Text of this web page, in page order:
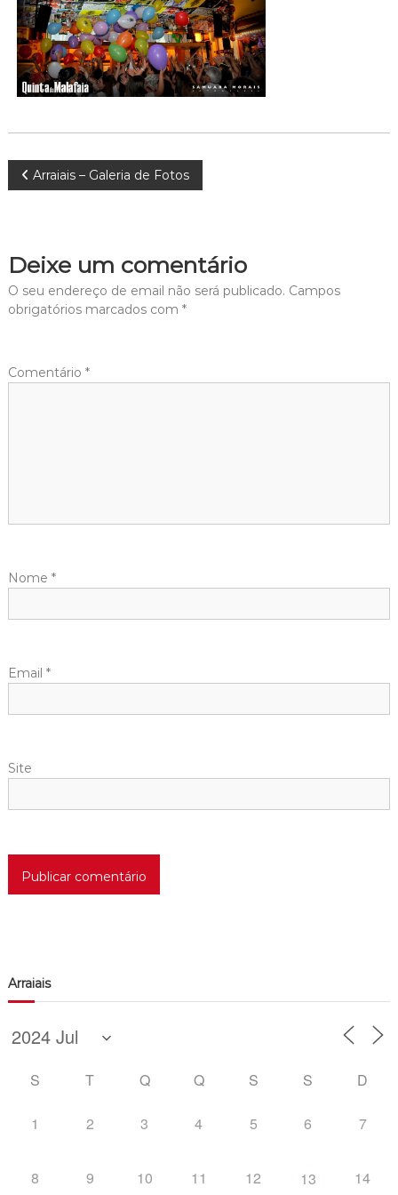
Navegação
artigos
Arraiais – Galeria de Fotos
Deixe um comentário
O seu endereço de email não será publicado. Campos
obrigatórios marcados com *
Comentário *
Nome *
Email *
Site
Arraiais
S T Q Q S S D
1 2 3 4 5 6 7
8 9 10 11 12 13 14